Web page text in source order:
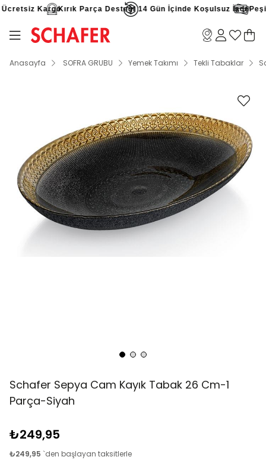
KargoKırık Parça Desteği 14 Gün İçinde Koşulsuz İadePeşin
Anasayfa SOFRA GRUBU Yemek Takımı Tekli Tabaklar
Schafer Sepya Cam Kayık Tabak 26 Cm-1
Parça-Siyah
₺249,95
₺249,95 `den başlayan taksitlerle